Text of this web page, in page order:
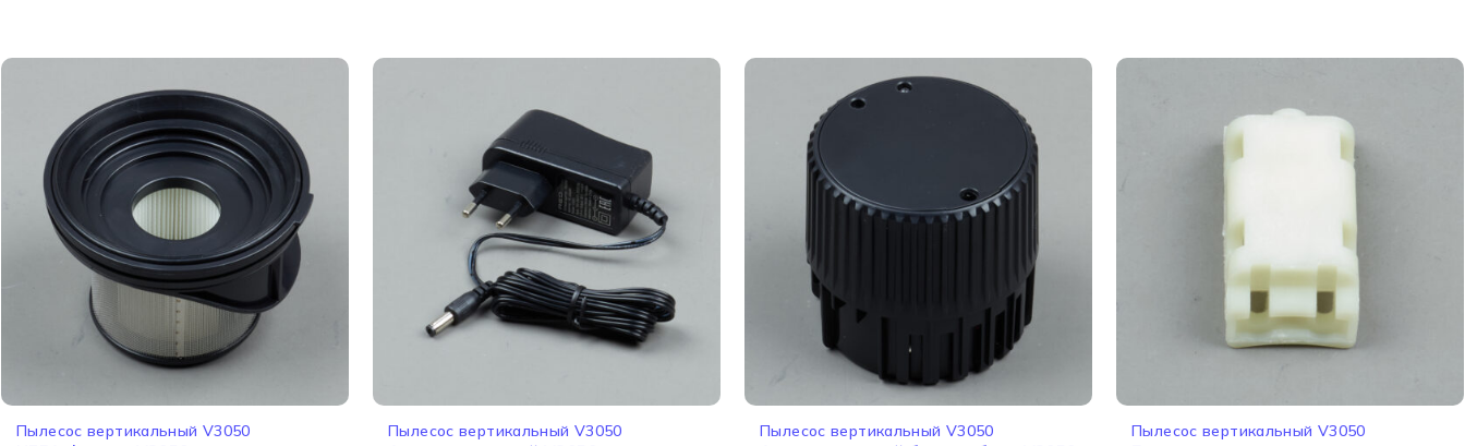
Пылесос вертикальный V3050 Пылесос вертикальный V3050 Пылесос вертикальный V3050 Пылесос вертикальный V3050